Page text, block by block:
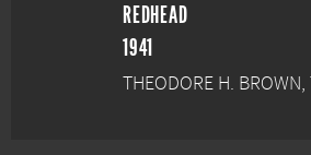
REDHEAD
1941
THEODORE H. BROWN,